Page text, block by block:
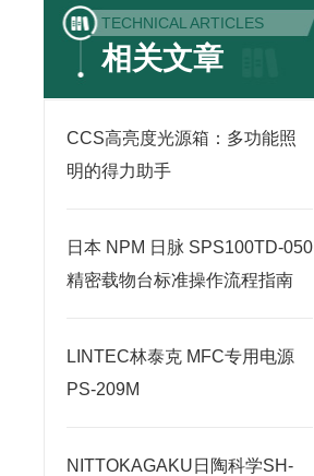
TECHNICAL ARTICLES
相关文章
CCS高亮度光源箱：多功能照
明的得力助手
日本 NPM 日脉 SPS100TD-050
精密载物台标准操作流程指南
LINTEC林泰克 MFC专用电源
PS-209M
NITTOKAGAKU日陶科学SH-